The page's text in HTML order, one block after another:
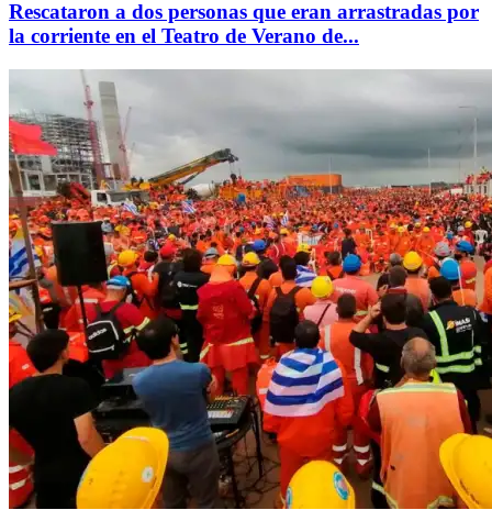
Rescataron a dos personas que eran arrastradas por
la corriente en el Teatro de Verano de...